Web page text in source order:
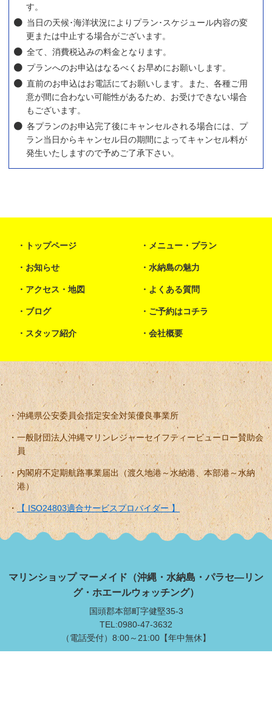
ツアーの注意事項
各プランには、実施に必要な各プランに機材レンタル代が
含まれています。
各マリンスポーツの時間は当日の日程説明時にお伝えいた
します。
また、当日の予約状況によって変更する場合がございま
す。
当日の天候･海洋状況によりプラン･スケジュール内容の変
更または中止する場合がございます。
全て、消費税込みの料金となります。
もございます。
ラン当日からキャンセル日の期間によってキャンセル料が
お知らせ 水納島の魅力
アクセス・地図 よくある質問
ブログ ご予約はコチラ
スタッフ紹介 会社概要
沖縄県公安委員会指定安全対策優良事業所
一般財団法人沖縄マリンレジャーセイフティービューロー賛助会
内閣府不定期航路事業届出（渡久地港～水納港、本部港～水納
【 ISO24803適合サービスプロバイダー 】